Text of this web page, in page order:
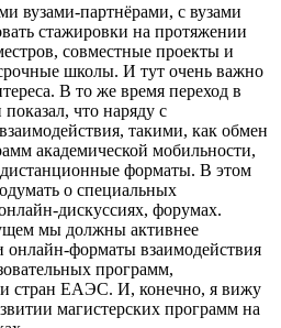
вузами-партнёрами, с вузами
стажировки на протяжении
совместные проекты и
школы. И тут очень важно
В то же время переход в
что наряду с
такими, как обмен
академической мобильности,
форматы. В этом
о специальных
дискуссиях, форумах.
мы должны активнее
форматы взаимодействия
программ,
стран ЕАЭС. И, конечно, я вижу
магистерских программ на